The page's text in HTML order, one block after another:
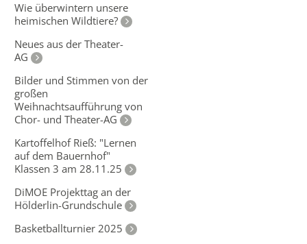
Wie überwintern unsere
heimischen Wildtiere?
Neues aus der Theater-
AG
Bilder und Stimmen von der
großen
Weihnachtsaufführung von
Chor- und Theater-AG
Kartoffelhof Rieß: "Lernen
auf dem Bauernhof"
Klassen 3 am 28.11.25
DiMOE Projekttag an der
Hölderlin-Grundschule
Basketballturnier 2025